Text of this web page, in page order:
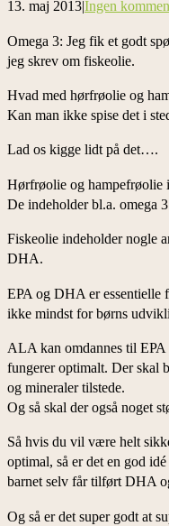
13. maj 2013|Ingen
Omega 3: Jeg fik et godt
jeg skrev om fiskeolie.
Hvad med hørfrøolie og
Kan man ikke spise det i
Lad os kigge lidt på det….
Hørfrøolie og hampefrøolie
De indeholder bl.a. omega
Fiskeolie indeholder nogle
DHA.
EPA og DHA er essentielle
ikke mindst for børns
ALA kan omdannes til
fungerer optimalt. Der skal
og mineraler tilstede.
Og så skal der også noget
Så hvis du vil være helt
optimal, så er det en god
barnet selv får tilført DHA
Og så er det super godt at